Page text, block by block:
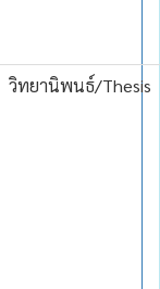
วิทยานิพนธ์/Thesis